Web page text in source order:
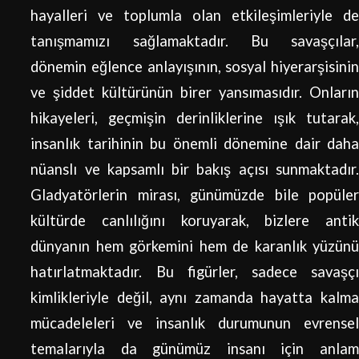
hayalleri ve toplumla olan etkileşimleriyle de
tanışmamızı sağlamaktadır. Bu savaşçılar,
dönemin eğlence anlayışının, sosyal hiyerarşisinin
ve şiddet kültürünün birer yansımasıdır. Onların
hikayeleri, geçmişin derinliklerine ışık tutarak,
insanlık tarihinin bu önemli dönemine dair daha
nüanslı ve kapsamlı bir bakış açısı sunmaktadır.
Gladyatörlerin mirası, günümüzde bile popüler
kültürde canlılığını koruyarak, bizlere antik
dünyanın hem görkemini hem de karanlık yüzünü
hatırlatmaktadır. Bu figürler, sadece savaşçı
kimlikleriyle değil, aynı zamanda hayatta kalma
mücadeleleri ve insanlık durumunun evrensel
temalarıyla da günümüz insanı için anlam